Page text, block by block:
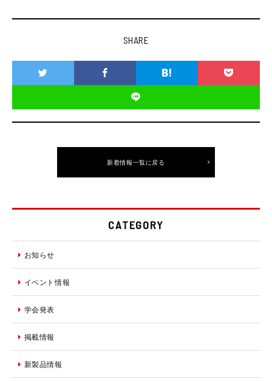
SHARE
新着情報一覧に戻る
CATEGORY
お知らせ
イベント情報
学会発表
掲載情報
新製品情報